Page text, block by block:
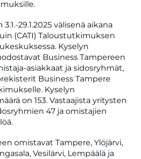
29.1.2025 välisenä aikana
(CATI) Taloustutkimuksen
Kyselyn
Business Tampereen
asiakkaat ja sidosryhmät,
Business Tampere
Kyselyn
on 153. Vastaajista yritysten
47 ja omistajien
omistavat Tampere, Ylöjärvi,
Vesilärvi, Lempäälä ja